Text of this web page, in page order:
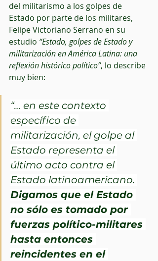
del militarismo a los golpes de
Estado por parte de los militares,
Felipe Victoriano Serrano en su
estudio “Estado, golpes de Estado y
militarización en América Latina: una
reflexión histórico político”, lo describe
muy bien:
“… en este contexto
específico de
militarización, el golpe al
Estado representa el
último acto contra el
Estado latinoamericano.
Digamos que el Estado
no sólo es tomado por
fuerzas político-militares
hasta entonces
reincidentes en el